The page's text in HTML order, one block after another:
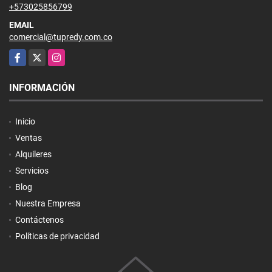
+573025856799
EMAIL
comercial@tupredy.com.co
Facebook
X Instagram
INFORMACIÓN
Inicio
Ventas
Alquileres
Servicios
Blog
Nuestra Empresa
Contáctenos
Políticas de privacidad